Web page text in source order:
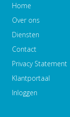
Home
Over ons
Diensten
Contact
Privacy Statement
Klantportaal
Inloggen